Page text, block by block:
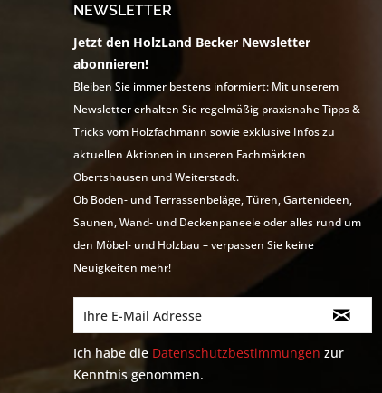
NEWSLETTER
Jetzt den HolzLand Becker Newsletter
abonnieren!
Bleiben Sie immer bestens informiert: Mit unserem
Newsletter erhalten Sie regelmäßig praxisnahe Tipps &
Tricks vom Holzfachmann sowie exklusive Infos zu
aktuellen Aktionen in unseren Fachmärkten
Obertshausen und Weiterstadt.
Ob Boden- und Terrassenbeläge, Türen, Gartenideen,
Saunen, Wand- und Deckenpaneele oder alles rund um
den Möbel- und Holzbau – verpassen Sie keine
Neuigkeiten mehr!
Ich habe die Datenschutzbestimmungen zur
Kenntnis genommen.